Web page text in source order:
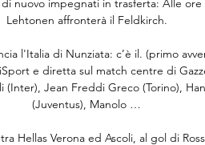
di nuovo impegnati in trasferta: Alle ore
Lehtonen affronterà il Feldkirch.
l'Italia di Nunziata: c’è il. (primo
e diretta sul match centre di
(Inter), Jean Freddi Greco (Torino),
(Juventus), Manolo …
Hellas Verona ed Ascoli, al gol di